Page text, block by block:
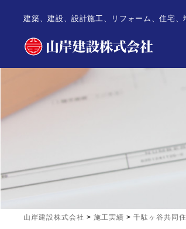
建築、建設、設計施工、リフォーム、住宅
山岸建設株式会社 >施工実績 >千駄ヶ谷共同